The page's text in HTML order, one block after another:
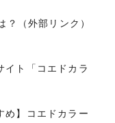
？ （外部リンク）
イト「コエドカラ
め】コエドカラー